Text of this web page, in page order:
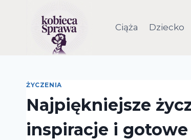
Ciąża Dziecko
ŻYCZENIA
Najpiękniejsze
inspiracje i